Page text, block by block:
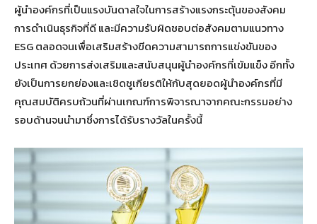
ผู้นำองค์กรที่เป็นแรงบันดาลใจในการสร้างแรงกระตุ้นของสังคม
การดำเนินธุรกิจที่ดี และมีความรับผิดชอบต่อสังคมตามแนวทาง
ESG ตลอดจนเพื่อเสริมสร้างขีดความสามารถการแข่งขันของ
ประเทศ ด้วยการส่งเสริมและสนับสนุนผู้นำองค์กรที่เข้มแข็ง อีกทั้ง
ยังเป็นการยกย่องและเชิดชูเกียรติให้กับสุดยอดผู้นำองค์กรที่มี
คุณสมบัติครบถ้วนที่ผ่านเกณฑ์การพิจารณาจากคณะกรรมอย่าง
รอบด้านจนนำมาซึ่งการได้รับรางวัลในครั้งนี้